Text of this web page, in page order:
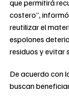
que permitirá
costero”,
reutilizar el
espolones
residuos y evitar
De acuerdo con
buscan